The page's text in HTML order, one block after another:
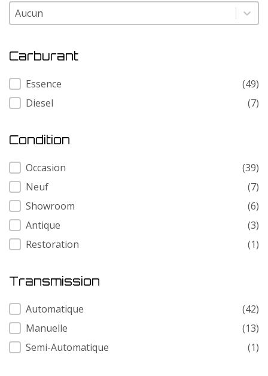
Modele
Modele
Carburant
Carburant
Essence
(49)
Diesel
(7)
Condition
Condition
Occasion
(39)
Neuf
(7)
Showroom
(6)
Antique
(3)
Restoration
(1)
Transmission
Transmission
Automatique
(42)
Manuelle
(13)
Semi-Automatique
(1)